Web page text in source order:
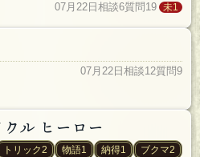
07月22日 相談6質問19 未1
07月22日 相談12質問9
ル ヒーロー
トリック2 物語1 納得1 ブクマ2